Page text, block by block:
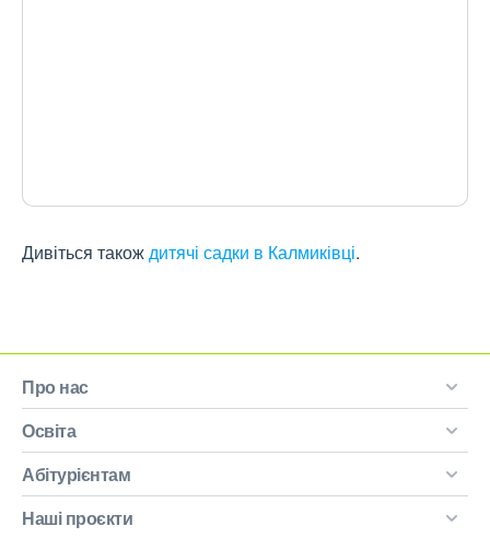
Дивіться такождитячі садки в Калмиківці.
Про нас
Освіта
Абітурієнтам
Наші проєкти